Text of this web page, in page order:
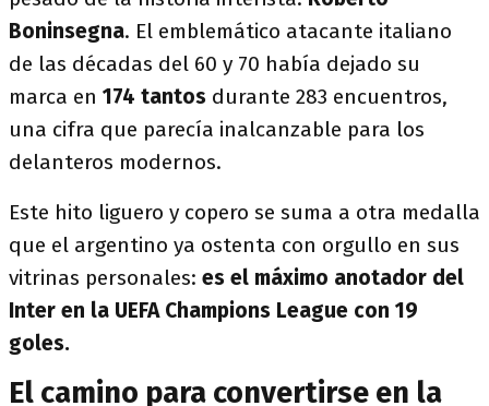
Boninsegna. El emblemático atacante italiano
de las décadas del 60 y 70 había dejado su
marca en 174 tantos durante 283 encuentros,
una cifra que parecía inalcanzable para los
delanteros modernos.
Este hito liguero y copero se suma a otra medalla
que el argentino ya ostenta con orgullo en sus
vitrinas personales: es el máximo anotador del
Inter en la UEFA Champions League con 19
goles.
El camino para convertirse en la